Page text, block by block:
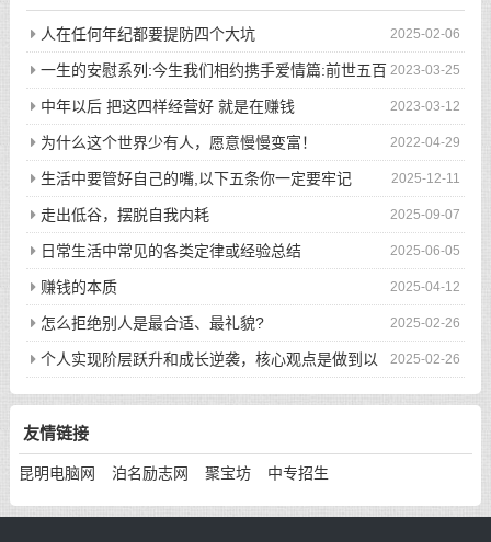
2025-02-06
人在任何年纪都要提防四个大坑
2023-03-25
一生的安慰系列:今生我们相约携手爱情篇:前世五百
次的回眸才换来今生的相遇
2023-03-12
中年以后 把这四样经营好 就是在赚钱
2022-04-29
为什么这个世界少有人，愿意慢慢变富！
2025-12-11
生活中要管好自己的嘴,以下五条你一定要牢记
2025-09-07
走出低谷，摆脱自我内耗
2025-06-05
日常生活中常见的各类定律或经验总结
2025-04-12
赚钱的本质
2025-02-26
怎么拒绝别人是最合适、最礼貌?
2025-02-26
个人实现阶层跃升和成长逆袭，核心观点是做到以
下八件事
友情链接
昆明电脑网 泊名励志网 聚宝坊 中专招生